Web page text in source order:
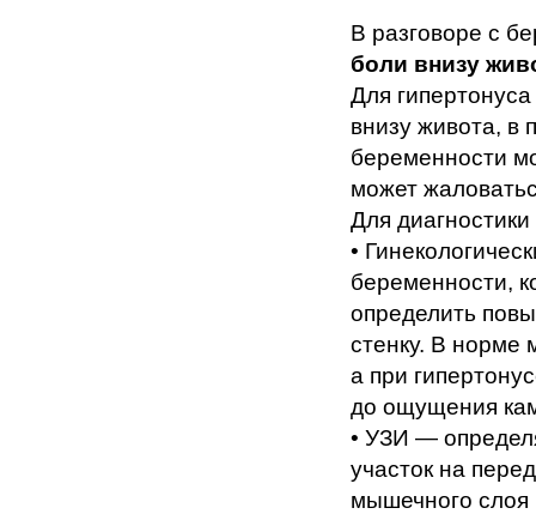
В разговоре с
боли внизу
Для
внизу живота, в
беременности
может
Для
•
беременности,
определить
стенку. В норме
а при
до ощущения
• УЗИ —
участок на
мышечного слоя